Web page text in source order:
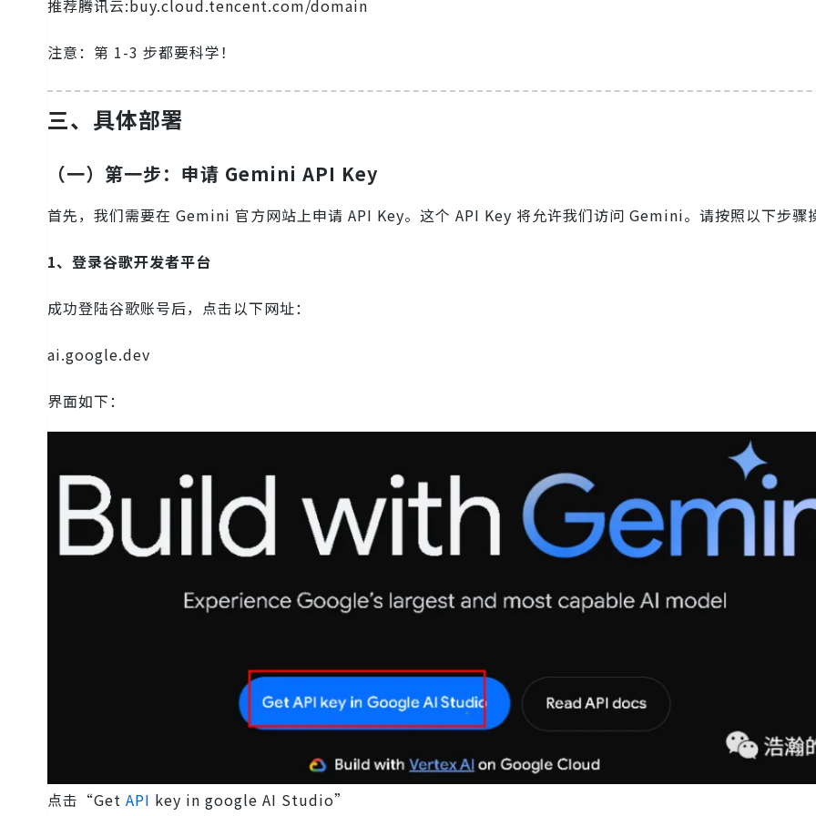
推荐腾讯云:buy.cloud.tencent.com/domain
注意：第 1-3 步都要科学！
三、具体部署
（一）第一步：申请 Gemini API Key
首先，我们需要在 Gemini 官方网站上申请 API Key。这个 API Key 将允许我们访问 Gemini。请按照以下步骤
1、登录谷歌开发者平台
成功登陆谷歌账号后，点击以下网址：
ai.google.dev
界面如下：
点击“Get API key in google AI Studio”